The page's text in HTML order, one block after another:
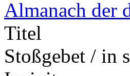
Almanach der
Titel
Stoßgebet / in